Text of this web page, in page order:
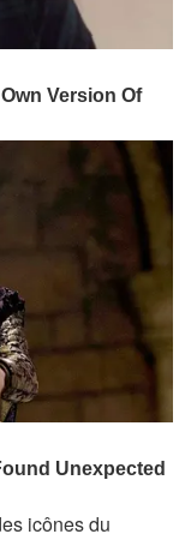
icônes du